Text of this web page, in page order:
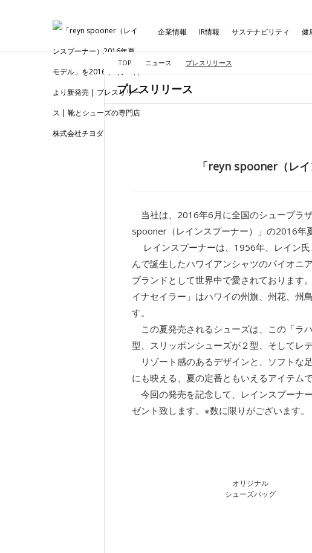
企業情報 IR情報 サステナビリティ 健
TOP ニュース プレスリリース
プレスリリース
「reyn spooner（レ
当社は、2016年6月に全国のシュープラ
spooner（レインスプーナー）」の2016年
レインスプーナーは、1956年、レイン氏
んで誕生したハワイアンシャツのパイオニ
ブランドとして世界中で愛されております
イナセイラー」はハワイの州旗、州花、州
す。
この夏発売されるシューズは、この「ラ
型、スリッポンシューズが２型、そしてレ
リゾート感のあるデザインと、ソフトな
にも映える、夏の定番ともいえるアイテムで
今回の発売を記念して、レインスプーナ
ゼント致します。※数に限りがございます。
オリジナル
シューズバッグ